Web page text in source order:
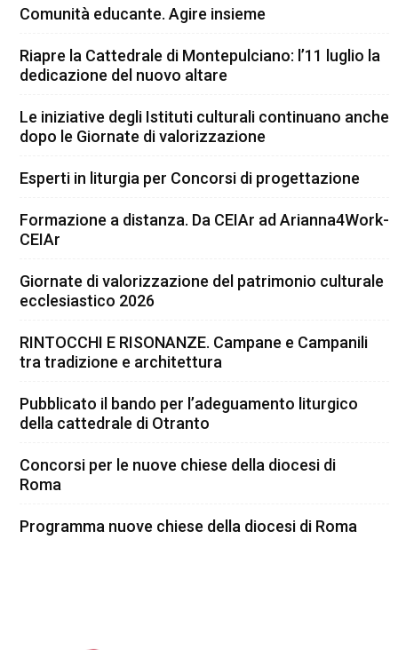
Comunità educante. Agire insieme
Riapre la Cattedrale di Montepulciano: l’11 luglio la
dedicazione del nuovo altare
Le iniziative degli Istituti culturali continuano anche
dopo le Giornate di valorizzazione
Esperti in liturgia per Concorsi di progettazione
Formazione a distanza. Da CEIAr ad Arianna4Work-
CEIAr
Giornate di valorizzazione del patrimonio culturale
ecclesiastico 2026
RINTOCCHI E RISONANZE. Campane e Campanili
tra tradizione e architettura
Pubblicato il bando per l’adeguamento liturgico
della cattedrale di Otranto
Concorsi per le nuove chiese della diocesi di
Roma
Programma nuove chiese della diocesi di Roma